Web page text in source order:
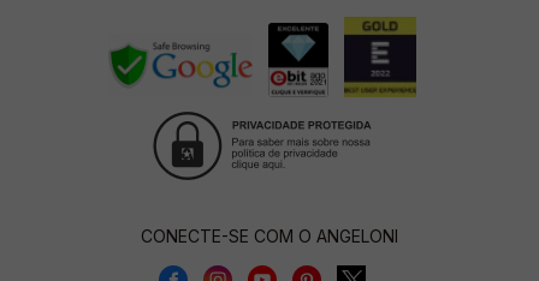
CONECTE-SE COM O ANGELONI